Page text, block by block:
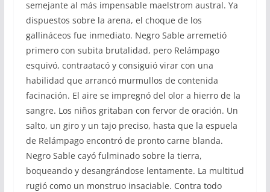
semejante al más impensable maelstrom austral. Ya
dispuestos sobre la arena, el choque de los
gallináceos fue inmediato. Negro Sable arremetió
primero con subita brutalidad, pero Relámpago
esquivó, contraatacó y consiguió virar con una
habilidad que arrancó murmullos de contenida
facinación. El aire se impregnó del olor a hierro de la
sangre. Los niños gritaban con fervor de oración. Un
salto, un giro y un tajo preciso, hasta que la espuela
de Relámpago encontró de pronto carne blanda.
Negro Sable cayó fulminado sobre la tierra,
boqueando y desangrándose lentamente. La multitud
rugió como un monstruo insaciable. Contra todo